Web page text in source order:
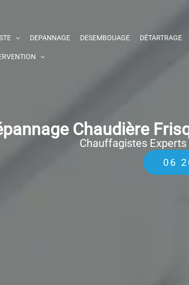
DEPANNAGE DESEMBOUAGE DÉTARTRAGE
Chaudière
Chauffagistes
06